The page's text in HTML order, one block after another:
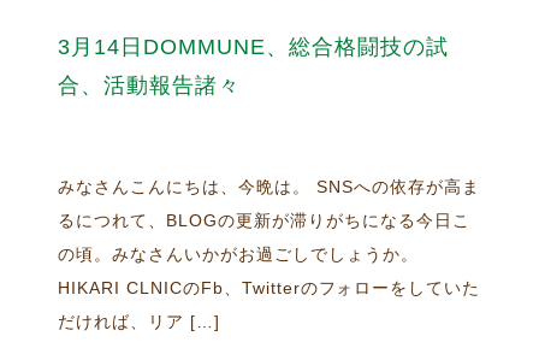
3月14日DOMMUNE、総合格闘技の試
合、活動報告諸々
みなさんこんにちは、今晩は。 SNSへの依存が高ま
るにつれて、BLOGの更新が滞りがちになる今日こ
の頃。みなさんいかがお過ごしでしょうか。
HIKARI CLNICのFb、Twitterのフォローをしていた
だければ、リア […]